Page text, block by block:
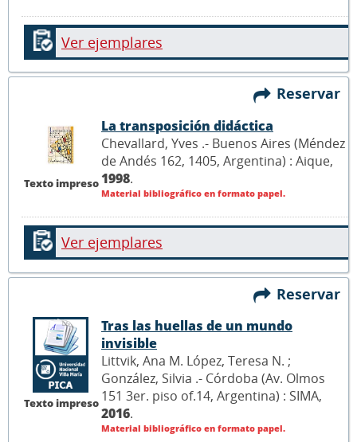
Ver ejemplares
Reservar
Texto impreso
La transposición didáctica
Chevallard, Yves .- Buenos Aires (Méndez
de Andés 162, 1405, Argentina) : Aique,
1998.
Material bibliográfico en formato papel.
Ver ejemplares
Reservar
Texto impreso
Tras las huellas de un mundo
invisible
Littvik, Ana M. López, Teresa N. ;
González, Silvia .- Córdoba (Av. Olmos
151 3er. piso of.14, Argentina) : SIMA,
2016.
Material bibliográfico en formato papel.